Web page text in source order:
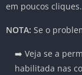
em poucos cliques.
NOTA: Se o
➡️ Veja se a
habilitada nas